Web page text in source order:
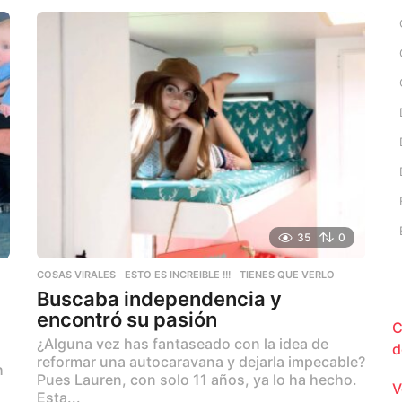
s
a
o
35 0
COSAS VIRALES ,ESTO ES INCREIBLE !!! ,TIENES QUE VERLO
Buscaba independencia y
encontró su pasión
¿Alguna vez has fantaseado con la idea de
reformar una autocaravana y dejarla impecable?
Pues Lauren, con solo 11 años, ya lo ha hecho.
Esta...